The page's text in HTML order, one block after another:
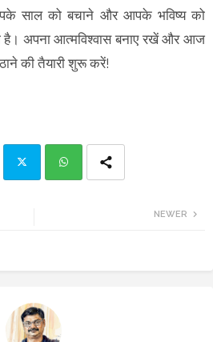
साल को बचाने और आपके भविष्य को
है। अपना आत्मविश्वास बनाए रखें और आज
की तैयारी शुरू करें!
NEWER